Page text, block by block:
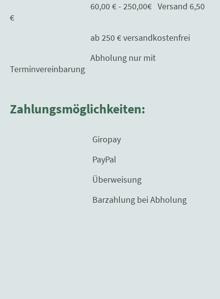
60,00 € - 250,00€ Versand 6,50
€
ab 250 € versandkostenfrei
Abholung nur mit
Terminvereinbarung
Zahlungsmöglichkeiten:
Giropay
PayPal
Überweisung
Barzahlung bei Abholung